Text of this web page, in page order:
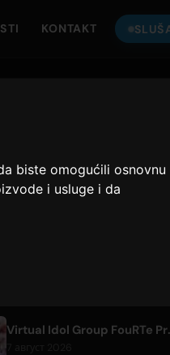
biste omogućili osnovnu
i usluge i da
KONTAKT
Only Hits Japan
Virtual Idol Group
7 август 2026